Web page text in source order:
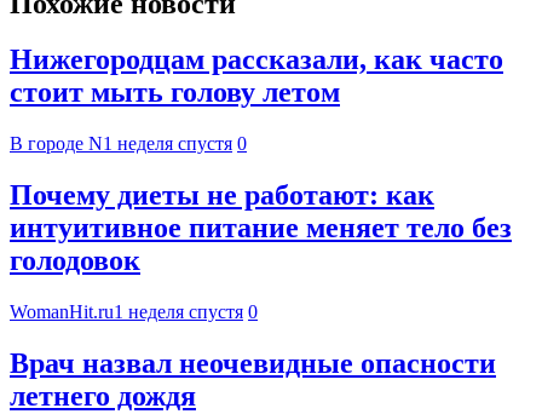
Нижегородцам рассказали, как часто
стоит мыть голову летом
В городе N1 неделя спустя 0
Почему диеты не работают: как
интуитивное питание меняет тело без
голодовок
WomanHit.ru1 неделя спустя 0
Врач назвал неочевидные опасности
летнего дождя